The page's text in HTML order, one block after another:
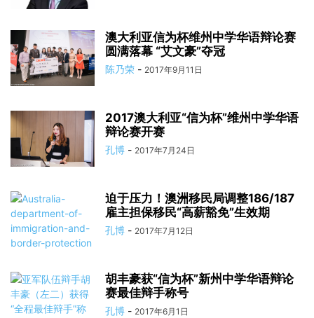
澳大利亚信为杯维州中学华语辩论赛
圆满落幕 “艾文豪”夺冠
陈乃荣 - 2017年9月11日
2017澳大利亚“信为杯”维州中学华语
辩论赛开赛
孔博 - 2017年7月24日
迫于压力！澳洲移民局调整186/187
雇主担保移民“高薪豁免”生效期
孔博 - 2017年7月12日
胡丰豪获“信为杯”新州中学华语辩论
赛最佳辩手称号
孔博 - 2017年6月1日